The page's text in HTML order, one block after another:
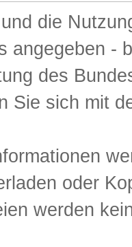
die
angegeben -
des
Sie sich mit
oder
werden